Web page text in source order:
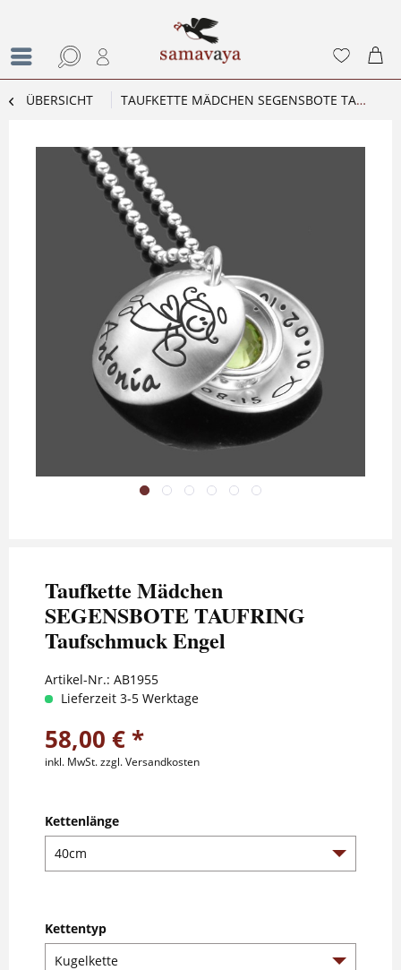
ÜBERSICHT TAUFKETTE MÄDCHEN SEGENSBOTE TAUFRING TAUFSCHMUCK ENGEL
Taufkette Mädchen
SEGENSBOTE TAUFRING
Taufschmuck Engel
Artikel-Nr.: AB1955
Lieferzeit 3-5 Werktage
58,00 € *
inkl. MwSt.zzgl. Versandkosten
Kettenlänge
Kettentyp